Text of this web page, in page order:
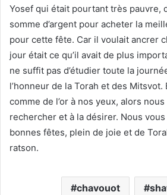
Yosef qui était pourtant très pauvre,
somme d’argent pour acheter la
pour cette fête. Car il voulait ancrer
jour était ce qu’il avait de plus
ne suffit pas d’étudier toute la
l’honneur de la Torah et des Mitsvot.
comme de l’or à nos yeux, alors
rechercher et à la désirer. Nous
bonnes fêtes, plein de joie et de
ratson.
chavouot